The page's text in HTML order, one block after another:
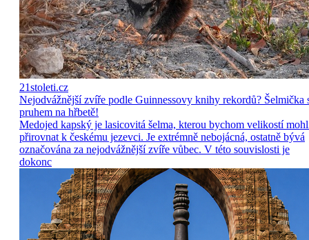
21stoleti.cz
Nejodvážnější zvíře podle Guinnessovy knihy rekordů? Šelmička
pruhem na hřbetě!
Medojed kapský je lasicovitá šelma, kterou bychom velikostí
přirovnat k českému jezevci. Je extrémně nebojácná, ostatně bývá
označována za nejodvážnější zvíře vůbec. V této souvislosti je
dokonc